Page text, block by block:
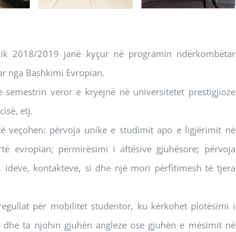
2018/2019 janë kyçur në programin ndërkombëtar
nga Bashkimi Evropian.
veror e kryejnë në universitetet prestigjioze
etj.
veçohen: përvoja unike e studimit apo e ligjërimit në
evropian; përmirësimi i aftësive gjuhësore; përvoja
kontakteve, si dhe një mori përfitimesh të tjera
për mobilitet studentor, ku kërkohet plotësimi i
ta njohin gjuhën angleze ose gjuhën e mësimit në